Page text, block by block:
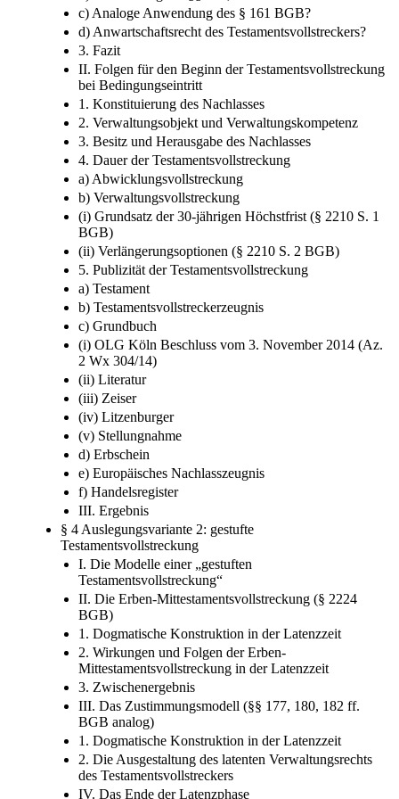
c) Analoge Anwendung des § 161 BGB?
d) Anwartschaftsrecht des Testamentsvollstreckers?
3. Fazit
II. Folgen für den Beginn der Testamentsvollstreckung
bei Bedingungseintritt
1. Konstituierung des Nachlasses
2. Verwaltungsobjekt und Verwaltungskompetenz
3. Besitz und Herausgabe des Nachlasses
4. Dauer der Testamentsvollstreckung
a) Abwicklungsvollstreckung
b) Verwaltungsvollstreckung
(i) Grundsatz der 30-jährigen Höchstfrist (§ 2210 S. 1
BGB)
(ii) Verlängerungsoptionen (§ 2210 S. 2 BGB)
5. Publizität der Testamentsvollstreckung
a) Testament
b) Testamentsvollstreckerzeugnis
c) Grundbuch
(i) OLG Köln Beschluss vom 3. November 2014 (Az.
2 Wx 304/14)
(ii) Literatur
(iii) Zeiser
(iv) Litzenburger
(v) Stellungnahme
d) Erbschein
e) Europäisches Nachlasszeugnis
f) Handelsregister
III. Ergebnis
§ 4 Auslegungsvariante 2: gestufte
Testamentsvollstreckung
I. Die Modelle einer „gestuften
Testamentsvollstreckung“
II. Die Erben-Mittestamentsvollstreckung (§ 2224
BGB)
1. Dogmatische Konstruktion in der Latenzzeit
2. Wirkungen und Folgen der Erben-
Mittestamentsvollstreckung in der Latenzzeit
3. Zwischenergebnis
III. Das Zustimmungsmodell (§§ 177, 180, 182 ff.
BGB analog)
1. Dogmatische Konstruktion in der Latenzzeit
2. Die Ausgestaltung des latenten Verwaltungsrechts
des Testamentsvollstreckers
IV. Das Ende der Latenzphase